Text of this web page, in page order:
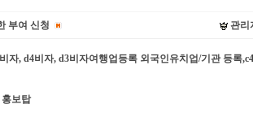
부여 신청 관리
자, d4비자, d3비자여행업등록 외국인유치업/기관 등록
홍보탑